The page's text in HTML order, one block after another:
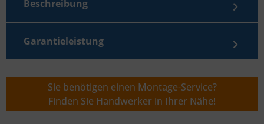
Sie benötigen einen Montage-Service?
Finden Sie Handwerker in Ihrer Nähe!
Beschreibung
Garantieleistung